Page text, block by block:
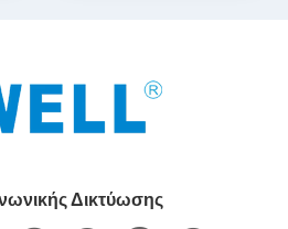
Δικτύωσης